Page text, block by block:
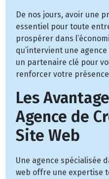
De nos jours, avoir une
essentiel pour toute
prospérer dans
qu’intervient une
un partenaire clé pour
renforcer votre
Les
Agence de
Site Web
Une agence spécialisée
web offre une expertise